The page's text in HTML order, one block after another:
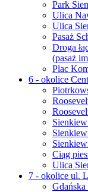
Park
Ulica
Ulica
Pasaż
Droga
(pasaż
Plac
6 - okolice
Ciąg
Ulica
7 - okolice ul.
Gdańska